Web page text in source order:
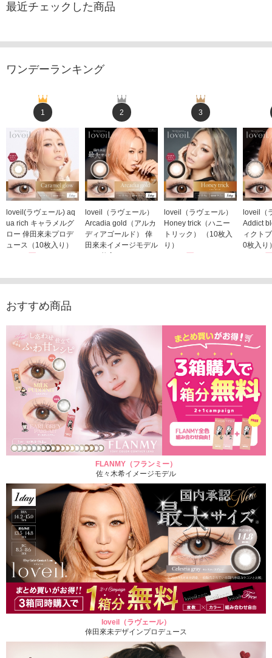
最近チェックした商品
ワンデーランキング
1
loveil(ラヴェール) aq
ua rich キャラメルグ
ロー 倖田來未プロデ
ュース（10枚入り）
2
loveil（ラヴェール）
Arcadia gold（アルカ
ディアゴールド） 倖
田來未イメージモデル
3
loveil（ラヴェール）
Honey trick（ハニー
トリック） （10枚入
り）
loveil（
Addict
ィクト
0枚入り
おすすめ商品
FLANMY（フランミー）
佐々木希イメージモデル
loveil（ラヴェール）
倖田來未デザインプロデュース